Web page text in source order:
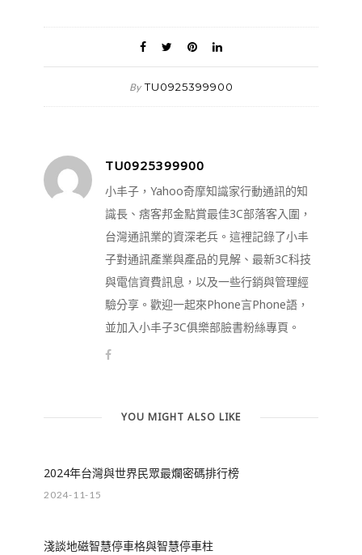
By TU0925399900
TU0925399900
小丰子，Yahoo奇摩知識家行動通訊的知
識長、痞客邦金點賞最佳3C部落客入圍，
台灣通訊業的資深老兵。這裡記錄了小丰
子對通訊產業與產品的見解、最新3C科技
與電信資費訊息，以及一些行銷與管理經
驗分享。歡迎一起來Phone言Phone語，
並加入小丰子3C俱樂部臉書粉絲專頁。
YOU MIGHT ALSO LIKE
2024年台灣與世界民眾最爛密碼排行榜
2024-11-15
淺談地磁智慧停車格與智慧停車柱